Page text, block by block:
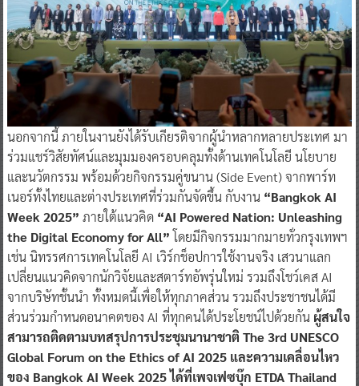
นอกจากนี้ ภายในงานยังได้รับเกียรติจากผู้นำหลากหลายประเทศ มา
ร่วมแชร์วิสัยทัศน์และมุมมองครอบคลุมทั้งด้านเทคโนโลยี นโยบาย
และนวัตกรรม พร้อมด้วยกิจกรรมคู่ขนาน (Side Event) จากพาร์ท
เนอร์ทั้งไทยและต่างประเทศที่ร่วมกันจัดขึ้น กับงาน “Bangkok AI
Week 2025” ภายใต้แนวคิด“AI Powered Nation: Unleashing
the Digital Economy for All” โดยมีกิจกรรมมากมายทั่วกรุงเทพฯ
เช่น นิทรรศการเทคโนโลยี AI เวิร์กช็อปการใช้งานจริง เสวนาแลก
เปลี่ยนแนวคิดจากนักวิจัยและสตาร์ทอัพรุ่นใหม่ รวมถึงโชว์เคส AI
จากบริษัทชั้นนำ ทั้งหมดนี้เพื่อให้ทุกภาคส่วน รวมถึงประชาชนได้มี
ส่วนร่วมกำหนดอนาคตของ AI ที่ทุกคนได้ประโยชน์ไปด้วยกันผู้สนใจ
สามารถติดตามบทสรุปการประชุมนานาชาติ The 3rd UNESCO
Global Forum on the Ethics of AI 2025 และความเคลื่อนไหว
ของ Bangkok AI Week 2025 ได้ที่เพจเฟซบุ๊ก ETDA Thailand